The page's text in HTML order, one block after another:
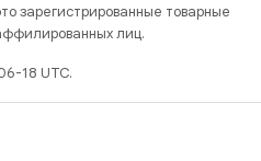
зарегистрированные товарные
лиц.
18 UTC.